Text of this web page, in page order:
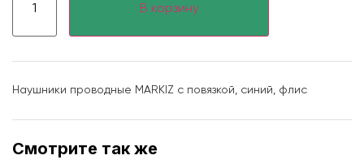
В корзину
Наушники проводные MARKIZ с повязкой, синий, флис
Смотрите так же